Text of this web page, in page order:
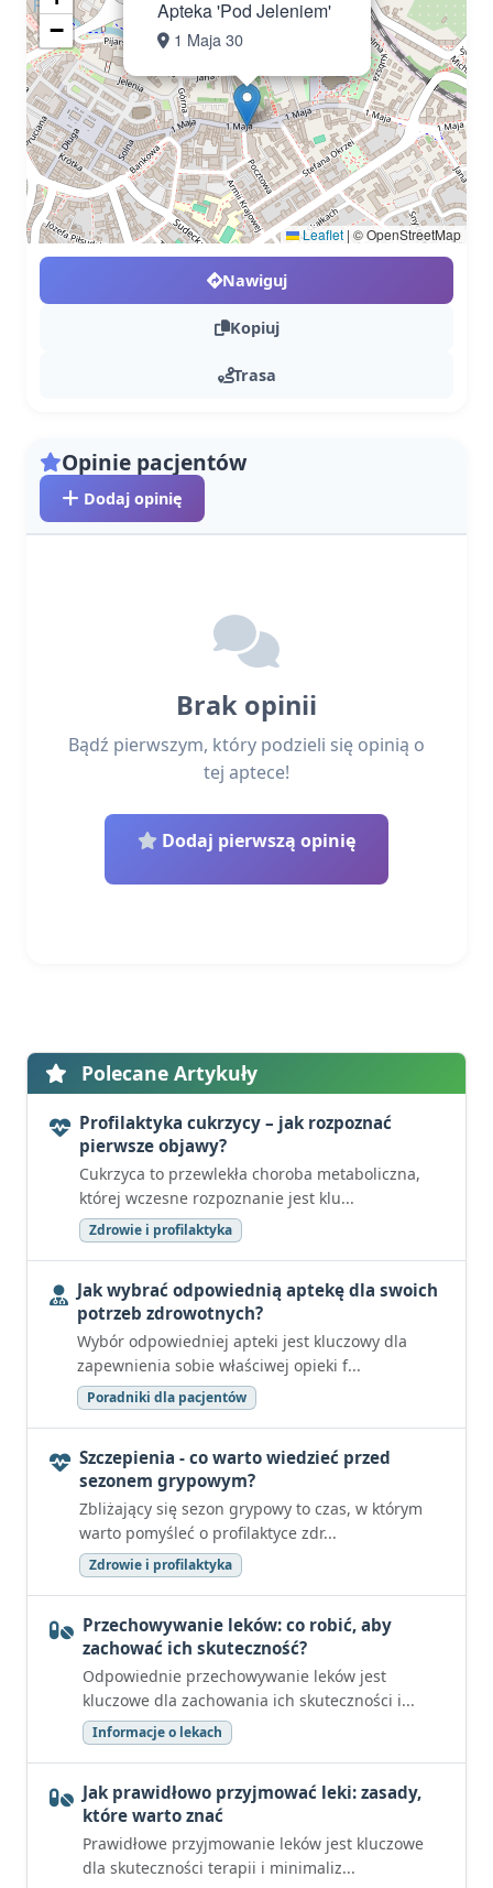
Apteka 'Pod Jeleniem'
1 Maja 30
−
Leaflet | © OpenStreetMap
Nawiguj
Kopiuj
Trasa
Opinie pacjentów
Dodaj opinię
Brak opinii
Bądź pierwszym, który podzieli się opinią o
tej aptece!
Dodaj pierwszą opinię
Polecane Artykuły
Profilaktyka cukrzycy – jak rozpoznać
pierwsze objawy?
Cukrzyca to przewlekła choroba metaboliczna,
której wczesne rozpoznanie jest klu...
Zdrowie i profilaktyka
Jak wybrać odpowiednią aptekę dla swoich
potrzeb zdrowotnych?
Wybór odpowiedniej apteki jest kluczowy dla
zapewnienia sobie właściwej opieki f...
Poradniki dla pacjentów
Szczepienia - co warto wiedzieć przed
sezonem grypowym?
Zbliżający się sezon grypowy to czas, w którym
warto pomyśleć o profilaktyce zdr...
Zdrowie i profilaktyka
Przechowywanie leków: co robić, aby
zachować ich skuteczność?
Odpowiednie przechowywanie leków jest
kluczowe dla zachowania ich skuteczności i...
Informacje o lekach
Jak prawidłowo przyjmować leki: zasady,
które warto znać
Prawidłowe przyjmowanie leków jest kluczowe
dla skuteczności terapii i minimaliz...